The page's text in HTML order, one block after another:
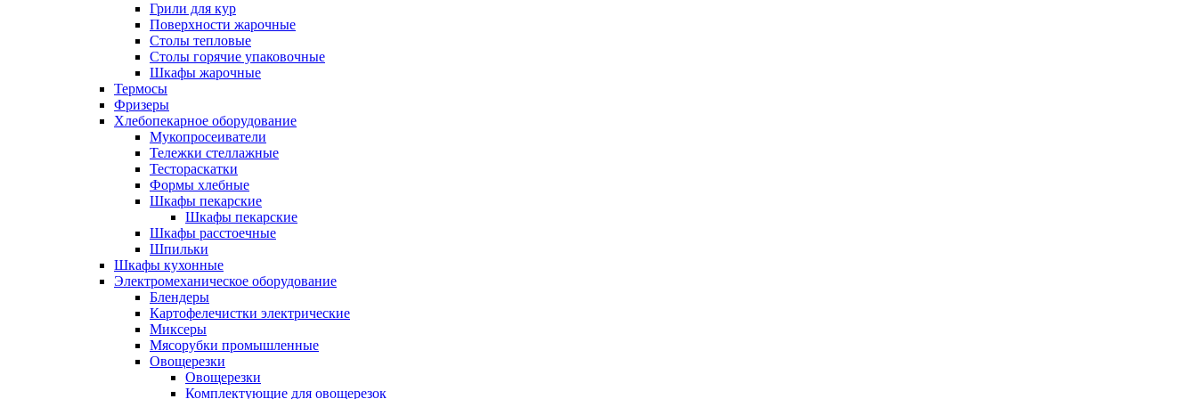
Грили для кур
Поверхности жарочные
Столы тепловые
Столы горячие упаковочные
Шкафы жарочные
Термосы
Фризеры
Хлебопекарное оборудование
Мукопросеиватели
Тележки стеллажные
Тестораскатки
Формы хлебные
Шкафы пекарские
Шкафы пекарские
Шкафы расстоечные
Шпильки
Шкафы кухонные
Электромеханическое оборудование
Блендеры
Картофелечистки электрические
Миксеры
Мясорубки промышленные
Овощерезки
Овощерезки
Комплектующие для овощерезок